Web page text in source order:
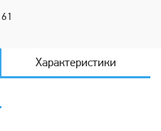
61
Характеристики